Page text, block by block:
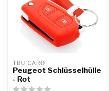
TBU CAR®
Peugeot Schlüsselhülle
- Rot